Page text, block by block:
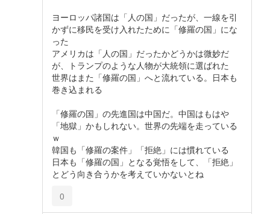
ヨーロッパ諸国は「人の国」だったが、一線を引
かずに移民を受け入れたために「修羅の国」にな
った
アメリカは「人の国」だったかどうかは微妙だ
が、トランプのような人物が大統領に選ばれた
世界はまた「修羅の国」へと流れている。日本も
巻き込まれる
「修羅の国」の先進国は中国だ。中国はもはや
「地獄」かもしれない。世界の先端を走っている
ｗ
韓国も「修羅の案件」「拒絶」には慣れている
日本も「修羅の国」となる覚悟をして、「拒絶」
とどう向き合うかを考えていかないとね
0